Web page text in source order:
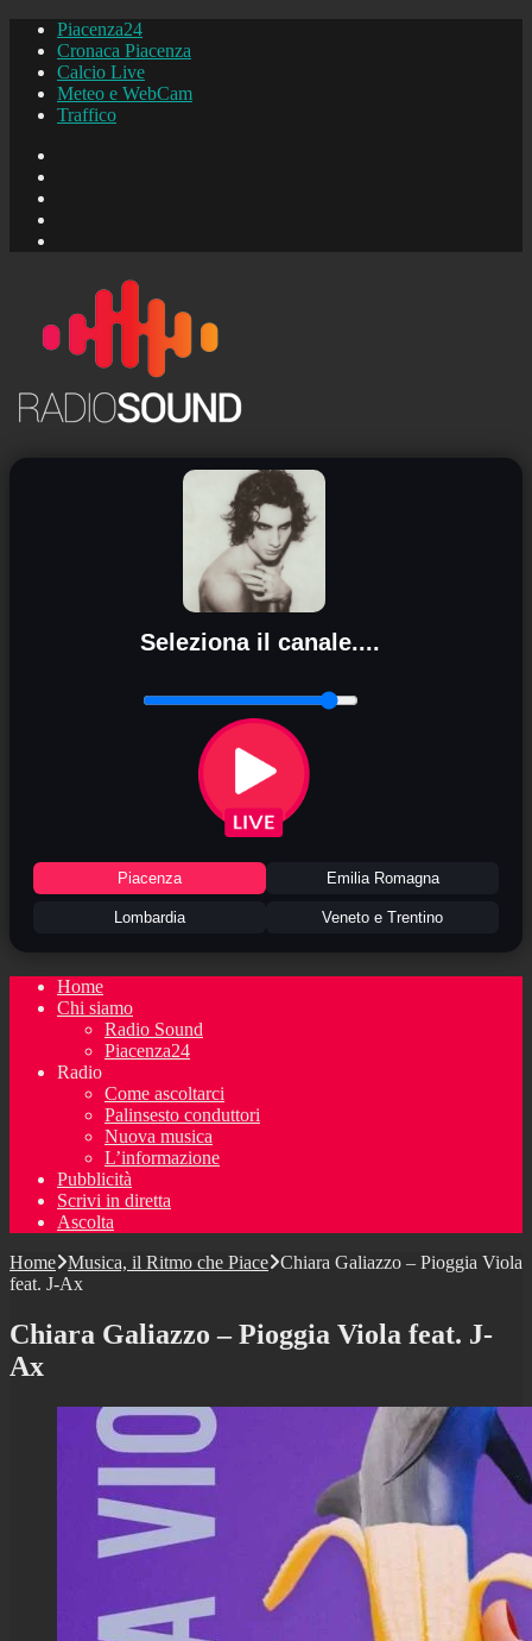
Piacenza24
Cronaca Piacenza
Calcio Live
Meteo e WebCam
Traffico
Seleziona il canale....
Piacenza Emilia Romagna
Lombardia Veneto e Trentino
Home
Chi siamo
Radio Sound
Piacenza24
Radio
Come ascoltarci
Palinsesto conduttori
Nuova musica
L’informazione
Pubblicità
Scrivi in diretta
Ascolta
Home Musica, il Ritmo che Piace Chiara Galiazzo – Pioggia Viola
feat. J-Ax
Chiara Galiazzo – Pioggia Viola feat. J-
Ax